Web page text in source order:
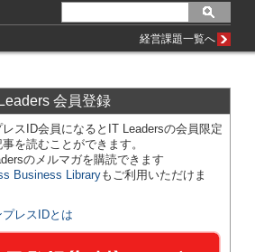
経営課題一覧へ
会員登録
スID会員になるとIT Leadersの会員限定
を読むことができます。
のメルマガを購読できます
Business Libraryもご利用いただけま
プレスIDとは